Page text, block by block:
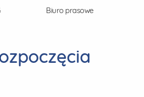
Biuro prasowe